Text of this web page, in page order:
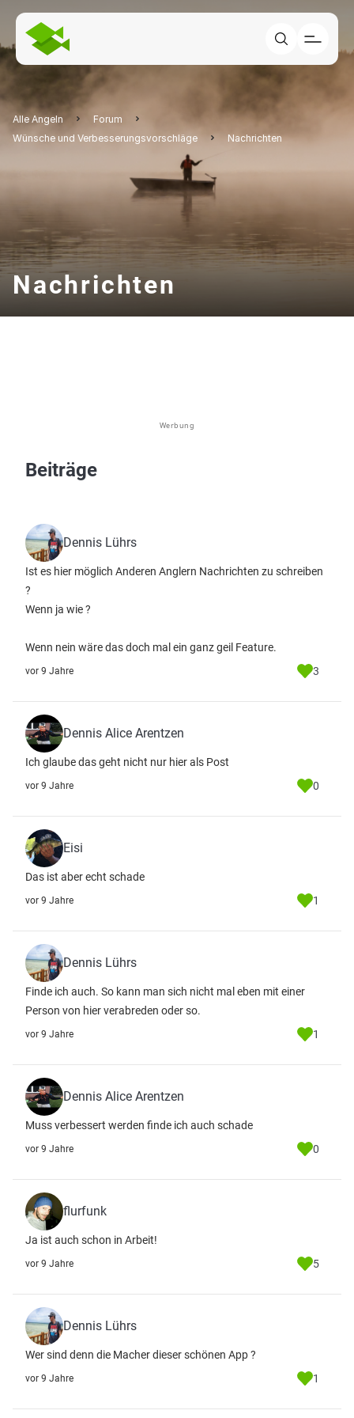
Alle Angeln
Forum
Wünsche und Verbesserungsvorschläge
Nachrichten
Nachrichten
Werbung
Beiträge
Dennis Lührs
Ist es hier möglich Anderen Anglern Nachrichten zu schreiben
?
Wenn ja wie ?
Wenn nein wäre das doch mal ein ganz geil Feature.
vor 9 Jahre 3
Dennis Alice Arentzen
Ich glaube das geht nicht nur hier als Post
vor 9 Jahre 0
Eisi
Das ist aber echt schade
vor 9 Jahre 1
Dennis Lührs
Finde ich auch. So kann man sich nicht mal eben mit einer
Person von hier verabreden oder so.
vor 9 Jahre 1
Dennis Alice Arentzen
Muss verbessert werden finde ich auch schade
vor 9 Jahre 0
flurfunk
Ja ist auch schon in Arbeit!
vor 9 Jahre 5
Dennis Lührs
Wer sind denn die Macher dieser schönen App ?
vor 9 Jahre 1